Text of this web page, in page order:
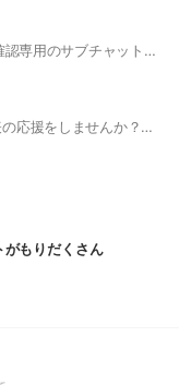
情報交換しましょう^^ 価格や在庫確認専用のサブチャットもあり、問い合わせが会話で流れないようになってます ※入会の際、お名前はニックネームでお願いします ※本名、人物名（実在、それらしきものも）禁止としております ✏️ハンドルネームに使える文字は 🔴ひらがな 🔴カタカナ 🔴常用漢字 🔴英数字 を最低1文字以上入れてください ※アイコンも人物は禁止です。 入室後はかならずノートお読みください ルールが記載してあります よろしくお願いします
みんなで仲良く雑談もして日本代表の応援をしませんか？！ 日本代表の話はもちろん！NBAやBリーグの話も全然してもらって構いません！ 私管理人は中学生副官は高校生と年齢層は近いですが歳の差気にせず仲良くできたらな！と思ってます！
がもりだくさん